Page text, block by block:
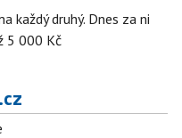
každý druhý. Dnes za ni
5 000 Kč